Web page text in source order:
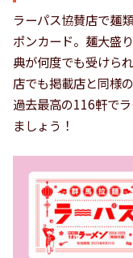
ラーパス協賛店で麺
ポンカード。麺大盛
典が何度でも受けら
店でも掲載店と同様
過去最高の116軒で
ましょう！